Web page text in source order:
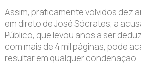
Assim, praticamente volvidos dez
em direto de José Sócrates, a
Público, que levou anos a ser
com mais de 4 mil páginas, pode
resultar em qualquer condenação.